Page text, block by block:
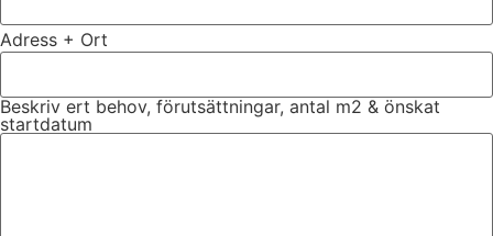
Adress + Ort
Beskriv ert behov, förutsättningar, antal m2 & önskat
startdatum